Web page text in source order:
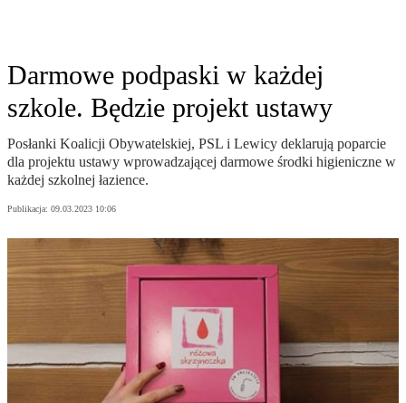
Darmowe podpaski w każdej
szkole. Będzie projekt ustawy
Posłanki Koalicji Obywatelskiej, PSL i Lewicy deklarują poparcie
dla projektu ustawy wprowadzającej darmowe środki higieniczne w
każdej szkolnej łazience.
Publikacja: 09.03.2023 10:06